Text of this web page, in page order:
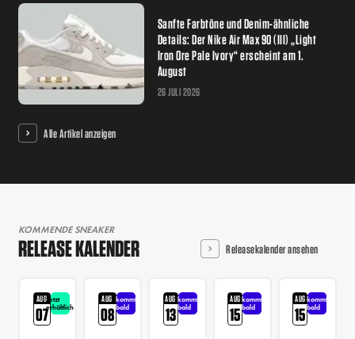
Sanfte Farbtöne und Denim-ähnliche
Details: Der Nike Air Max 90 (III) „Light
Iron Ore Pale Ivory“ erscheint am 1.
August
26 JULI 2026
Alle Artikel anzeigen
KOMMENDE SNEAKER
RELEASE KALENDER Releasekalender ansehen
AUG
07
Jetzt
erhältlich
AUG
08
kommt
bald
AUG
13
kommt
bald
AUG
15
kommt
bald
AUG
15
kommt
bald